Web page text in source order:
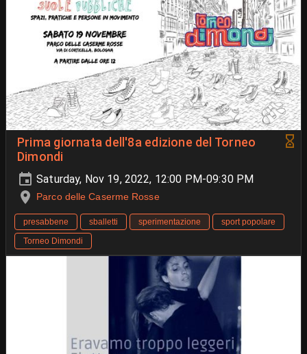
Prima giornata dell'8a edizione del Torneo
Dimondi
Saturday, Nov 19, 2022, 12:00 PM-09:30 PM
Parco delle Caserme Rosse
presabbene sballetti sperimentazione
sport popolare
Torneo Dimondi